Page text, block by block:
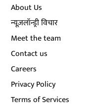
About Us
न्यूज़लॉन्ड्री विचार
Meet the team
Contact us
Careers
Privacy Policy
Terms of Services